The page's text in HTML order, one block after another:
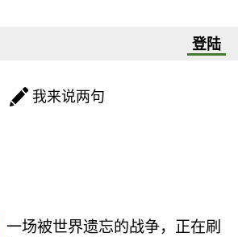
登陆
我来说两句
一场被世界遗忘的战争，正在刷